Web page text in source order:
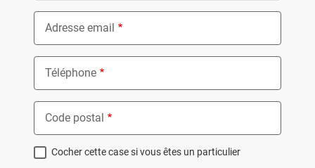
Adresse email
Téléphone
Code postal
Cocher cette case si vous êtes un particulier